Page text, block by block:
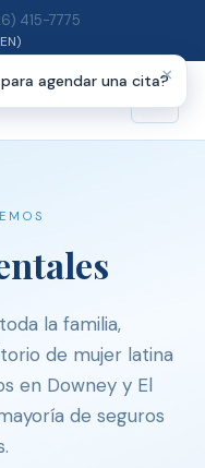
415-7775
la familia,
de mujer latina
en Downey y El
de seguros
×
agendar una cita?